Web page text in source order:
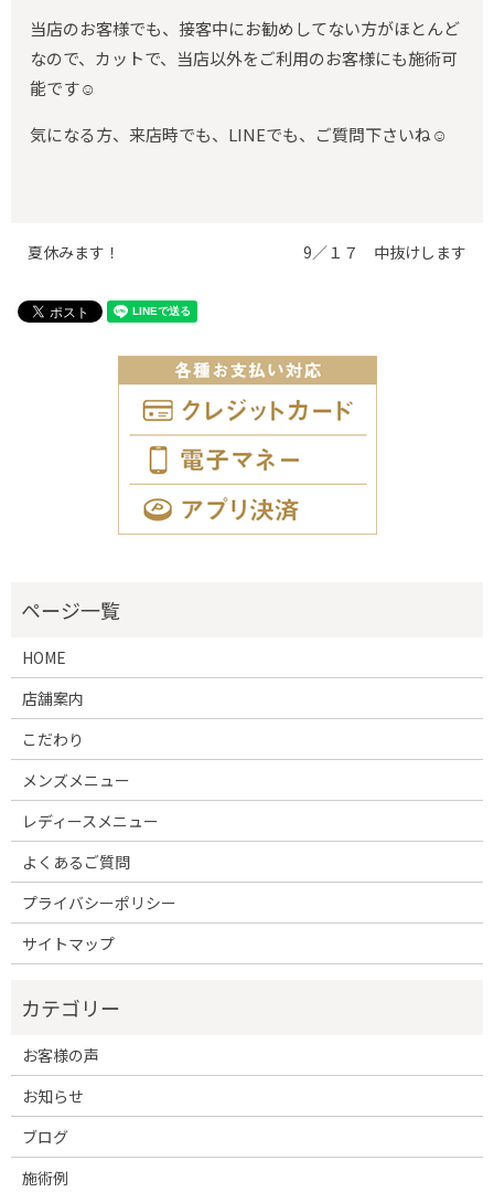
当店のお客様でも、接客中にお勧めしてない方がほとんど
なので、カットで、当店以外をご利用のお客様にも施術可
能です☺️
気になる方、来店時でも、LINEでも、ご質問下さいね☺️
夏休みます！ 9／１７ 中抜けします
HOME
店舗案内
こだわり
メンズメニュー
レディースメニュー
よくあるご質問
プライバシーポリシー
サイトマップ
お客様の声
お知らせ
ブログ
施術例